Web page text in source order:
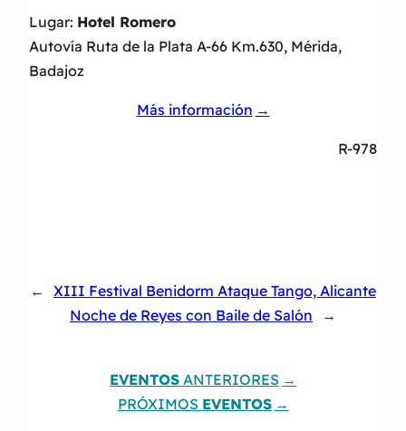
Lugar: Hotel Romero
Autovía Ruta de la Plata A-66 Km.630, Mérida,
Badajoz
Más información
R-978
←
XIII Festival Benidorm Ataque Tango, Alicante
Noche de Reyes con Baile de Salón
→
EVENTOS ANTERIORES
PRÓXIMOS EVENTOS